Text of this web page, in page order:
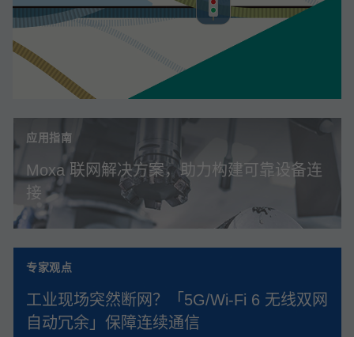
应用指南
Moxa 联网解决方案，助力构建可靠设备连
接
专家观点
工业现场突然断网？「5G/Wi‑Fi 6 无线双网
自动冗余」保障连续通信